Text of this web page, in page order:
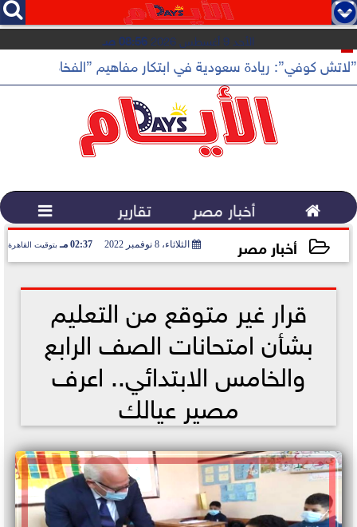
   
الأحد 9 أغسطس 2026 08:56 صـ
”لاتش كوفي”: ريادة سعودية في ابتكار مفاهيم ”الفخامة
 أخبار مصر تقارير 
أخبار مصر الثلاثاء، 8 نوفمبر 2022 02:37 مـ بتوقيت القاهرة
قرار غير متوقع من التعليم
بشأن امتحانات الصف الرابع
والخامس الابتدائي.. اعرف
مصير عيالك